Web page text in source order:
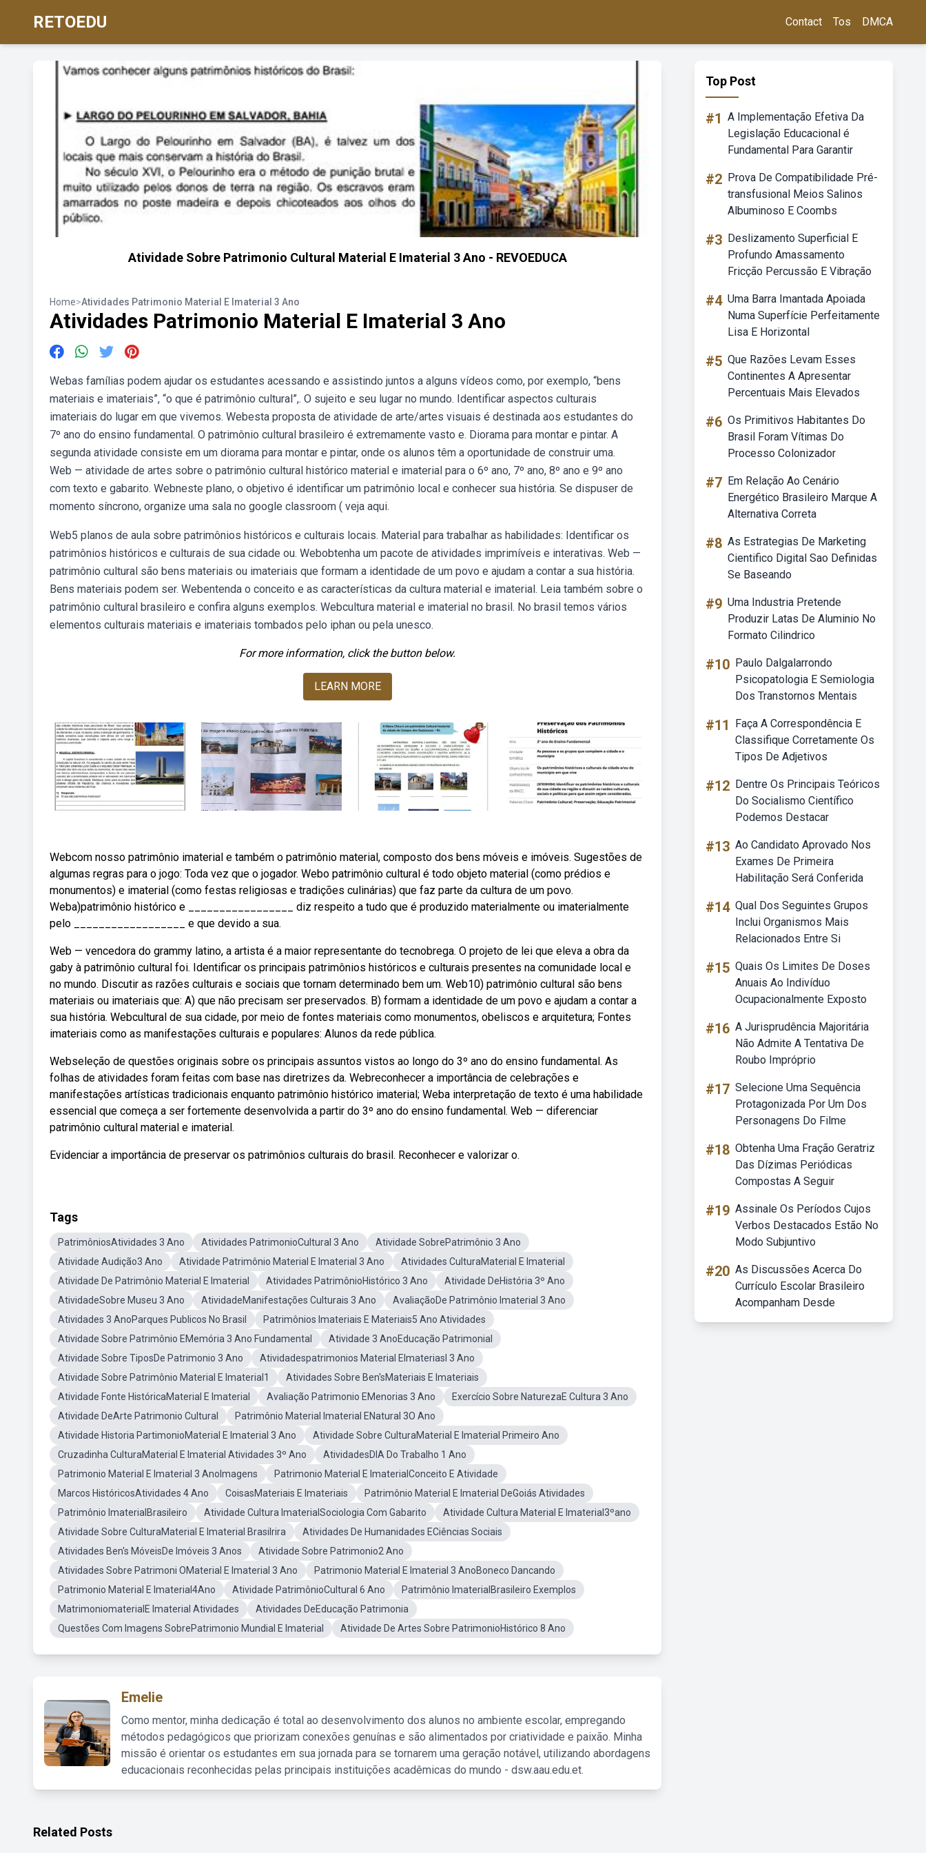
RETOEDU Contact Tos DMCA
Atividade Sobre Patrimonio Cultural Material E Imaterial 3 Ano - REVOEDUCA
Home>Atividades Patrimonio Material E Imaterial 3 Ano
Atividades Patrimonio Material E Imaterial 3 Ano
Webas famílias podem ajudar os estudantes acessando e assistindo juntos a alguns vídeos como, por exemplo, “bens
materiais e imateriais”, “o que é patrimônio cultural”,. O sujeito e seu lugar no mundo. Identificar aspectos culturais
imateriais do lugar em que vivemos. Webesta proposta de atividade de arte/artes visuais é destinada aos estudantes do
7º ano do ensino fundamental. O patrimônio cultural brasileiro é extremamente vasto e. Diorama para montar e pintar. A
segunda atividade consiste em um diorama para montar e pintar, onde os alunos têm a oportunidade de construir uma.
Web — atividade de artes sobre o patrimônio cultural histórico material e imaterial para o 6º ano, 7º ano, 8º ano e 9º ano
com texto e gabarito. Webneste plano, o objetivo é identificar um patrimônio local e conhecer sua história. Se dispuser de
momento síncrono, organize uma sala no google classroom ( veja aqui.
Web5 planos de aula sobre patrimônios históricos e culturais locais. Material para trabalhar as habilidades: Identificar os
patrimônios históricos e culturais de sua cidade ou. Webobtenha um pacote de atividades imprimíveis e interativas. Web —
patrimônio cultural são bens materiais ou imateriais que formam a identidade de um povo e ajudam a contar a sua história.
Bens materiais podem ser. Webentenda o conceito e as características da cultura material e imaterial. Leia também sobre o
patrimônio cultural brasileiro e confira alguns exemplos. Webcultura material e imaterial no brasil. No brasil temos vários
elementos culturais materiais e imateriais tombados pelo iphan ou pela unesco.
For more information, click the button below.
LEARN MORE
Webcom nosso patrimônio imaterial e também o patrimônio material, composto dos bens móveis e imóveis. Sugestões de
algumas regras para o jogo: Toda vez que o jogador. Webo patrimônio cultural é todo objeto material (como prédios e
monumentos) e imaterial (como festas religiosas e tradições culinárias) que faz parte da cultura de um povo.
Weba)patrimônio histórico e _________________ diz respeito a tudo que é produzido materialmente ou imaterialmente
pelo __________________ e que devido a sua.
Web — vencedora do grammy latino, a artista é a maior representante do tecnobrega. O projeto de lei que eleva a obra da
gaby à patrimônio cultural foi. Identificar os principais patrimônios históricos e culturais presentes na comunidade local e
no mundo. Discutir as razões culturais e sociais que tornam determinado bem um. Web10) patrimônio cultural são bens
materiais ou imateriais que: A) que não precisam ser preservados. B) formam a identidade de um povo e ajudam a contar a
sua história. Webcultural de sua cidade, por meio de fontes materiais como monumentos, obeliscos e arquitetura; Fontes
imateriais como as manifestações culturais e populares: Alunos da rede pública.
Webseleção de questões originais sobre os principais assuntos vistos ao longo do 3º ano do ensino fundamental. As
folhas de atividades foram feitas com base nas diretrizes da. Webreconhecer a importância de celebrações e
manifestações artísticas tradicionais enquanto patrimônio histórico imaterial; Weba interpretação de texto é uma habilidade
essencial que começa a ser fortemente desenvolvida a partir do 3º ano do ensino fundamental. Web — diferenciar
patrimônio cultural material e imaterial.
Evidenciar a importância de preservar os patrimônios culturais do brasil. Reconhecer e valorizar o.
Tags
PatrimôniosAtividades 3 Ano Atividades PatrimonioCultural 3 Ano
Atividade SobrePatrimônio 3 Ano
Atividade Audição3 Ano
Atividade Patrimônio Material E Imaterial 3 Ano
Atividades CulturaMaterial E Imaterial
Atividade De Patrimônio Material E Imaterial
Atividades PatrimônioHistórico 3 Ano
Atividade DeHistória 3º Ano
AtividadeSobre Museu 3 Ano
AtividadeManifestações Culturais 3 Ano
AvaliaçãoDe Patrimônio Imaterial 3 Ano
Atividades 3 AnoParques Publicos No Brasil
Patrimônios Imateriais E Materiais5 Ano Atividades
Atividade Sobre Patrimônio EMemória 3 Ano Fundamental
Atividade 3 AnoEducação Patrimonial
Atividade Sobre TiposDe Patrimonio 3 Ano
Atividadespatrimonios Material EImateriasl 3 Ano
Atividade Sobre Patrimônio Material E Imaterial1
Atividades Sobre Ben'sMateriais E Imateriais
Atividade Fonte HistóricaMaterial E Imaterial
Avaliação Patrimonio EMenorias 3 Ano
Exercício Sobre NaturezaE Cultura 3 Ano
Atividade DeArte Patrimonio Cultural
Patrimônio Material Imaterial ENatural 3O Ano
Atividade Historia PartimonioMaterial E Imaterial 3 Ano
Atividade Sobre CulturaMaterial E Imaterial Primeiro Ano
Cruzadinha CulturaMaterial E Imaterial Atividades 3º Ano
AtividadesDIA Do Trabalho 1 Ano
Patrimonio Material E Imaterial 3 AnoImagens
Patrimonio Material E ImaterialConceito E Atividade
Marcos HistóricosAtividades 4 Ano
CoisasMateriais E Imateriais
Patrimônio Material E Imaterial DeGoiás Atividades
Patrimônio ImaterialBrasileiro
Atividade Cultura ImaterialSociologia Com Gabarito
Atividade Cultura Material E Imaterial3ºano
Atividade Sobre CulturaMaterial E Imaterial Brasilrira
Atividades De Humanidades ECiências Sociais
Atividades Ben's MóveisDe Imóveis 3 Anos
Atividade Sobre Patrimonio2 Ano
Atividades Sobre Patrimoni OMaterial E Imaterial 3 Ano
Patrimonio Material E Imaterial 3 AnoBoneco Dancando
Patrimonio Material E Imaterial4Ano
Atividade PatrimônioCultural 6 Ano
Patrimônio ImaterialBrasileiro Exemplos
MatrimoniomaterialE Imaterial Atividades
Atividades DeEducação Patrimonia
Questões Com Imagens SobrePatrimonio Mundial E Imaterial
Atividade De Artes Sobre PatrimonioHistórico 8 Ano
Emelie
Como mentor, minha dedicação é total ao desenvolvimento dos alunos no ambiente escolar, empregando
métodos pedagógicos que priorizam conexões genuínas e são alimentados por criatividade e paixão. Minha
missão é orientar os estudantes em sua jornada para se tornarem uma geração notável, utilizando abordagens
educacionais reconhecidas pelas principais instituições acadêmicas do mundo - dsw.aau.edu.et.
Top Post
#1 A Implementação Efetiva Da
Legislação Educacional é
Fundamental Para Garantir
#2 Prova De Compatibilidade Pré-
transfusional Meios Salinos
Albuminoso E Coombs
#3 Deslizamento Superficial E
Profundo Amassamento
Fricção Percussão E Vibração
#4 Uma Barra Imantada Apoiada
Numa Superfície Perfeitamente
Lisa E Horizontal
#5 Que Razões Levam Esses
Continentes A Apresentar
Percentuais Mais Elevados
#6 Os Primitivos Habitantes Do
Brasil Foram Vítimas Do
Processo Colonizador
#7 Em Relação Ao Cenário
Energético Brasileiro Marque A
Alternativa Correta
#8 As Estrategias De Marketing
Cientifico Digital Sao Definidas
Se Baseando
#9 Uma Industria Pretende
Produzir Latas De Aluminio No
Formato Cilindrico
#10 Paulo Dalgalarrondo
Psicopatologia E Semiologia
Dos Transtornos Mentais
#11
Faça A Correspondência E
Classifique Corretamente Os
Tipos De Adjetivos
#12 Dentre Os Principais Teóricos
Do Socialismo Científico
Podemos Destacar
#13 Ao Candidato Aprovado Nos
Exames De Primeira
Habilitação Será Conferida
#14 Qual Dos Seguintes Grupos
Inclui Organismos Mais
Relacionados Entre Si
#15 Quais Os Limites De Doses
Anuais Ao Indivíduo
Ocupacionalmente Exposto
#16 A Jurisprudência Majoritária
Não Admite A Tentativa De
Roubo Impróprio
#17 Selecione Uma Sequência
Protagonizada Por Um Dos
Personagens Do Filme
#18 Obtenha Uma Fração Geratriz
Das Dízimas Periódicas
Compostas A Seguir
#19 Assinale Os Períodos Cujos
Verbos Destacados Estão No
Modo Subjuntivo
#20 As Discussões Acerca Do
Currículo Escolar Brasileiro
Acompanham Desde
Related Posts